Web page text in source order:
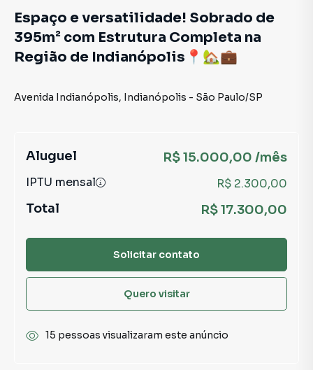
Espaço e versatilidade! Sobrado de
395m² com Estrutura Completa na
Região de Indianópolis📍🏡💼
Avenida Indianópolis, Indianópolis - São Paulo/SP
Aluguel R$ 15.000,00 /mês
IPTU mensal R$ 2.300,00
Total R$ 17.300,00
Solicitar contato
Quero visitar
15 pessoas visualizaram este anúncio